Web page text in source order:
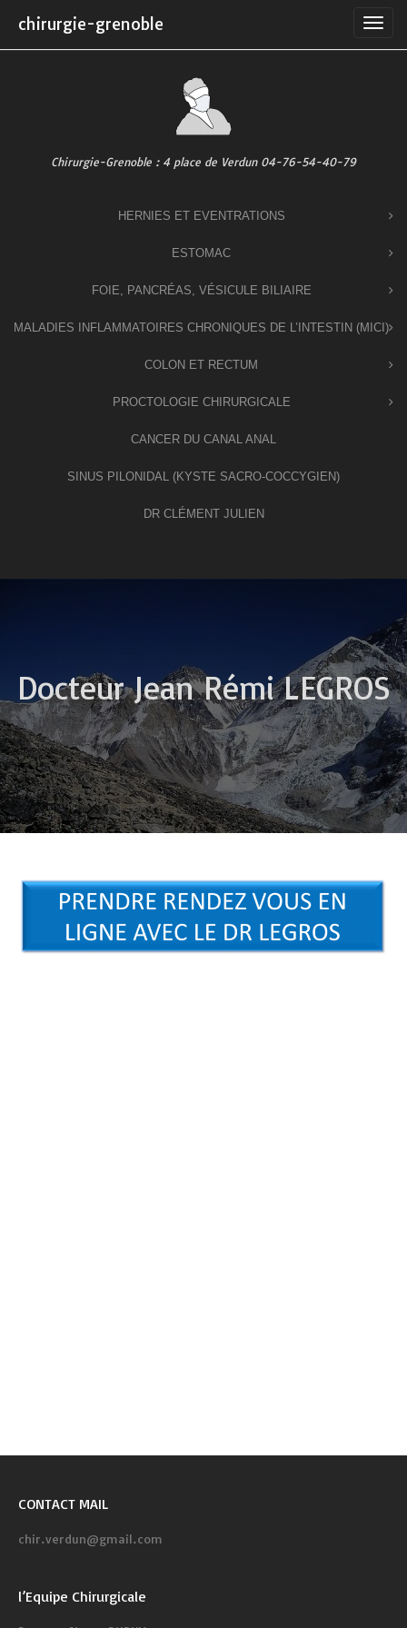
chirurgie-grenoble
Chirurgie-Grenoble : 4 place de Verdun 04-76-54-40-79
HERNIES ET EVENTRATIONS
ESTOMAC
FOIE, PANCRÉAS, VÉSICULE BILIAIRE
MALADIES INFLAMMATOIRES CHRONIQUES DE L’INTESTIN (MICI)
COLON ET RECTUM
PROCTOLOGIE CHIRURGICALE
CANCER DU CANAL ANAL
SINUS PILONIDAL (KYSTE SACRO-COCCYGIEN)
DR CLÉMENT JULIEN
Docteur Jean Rémi LEGROS
CONTACT MAIL
chir.verdun@gmail.com
l’Equipe Chirurgicale